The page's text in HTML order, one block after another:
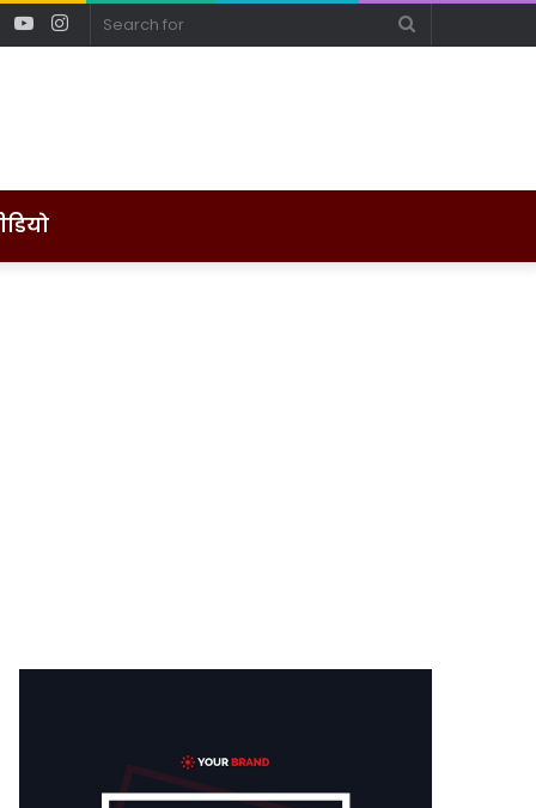
Instagram
YouTube